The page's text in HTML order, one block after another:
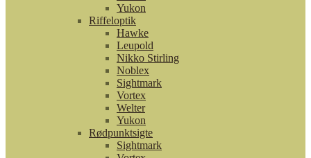
Yukon
Riffeloptik
Hawke
Leupold
Nikko Stirling
Noblex
Sightmark
Vortex
Welter
Yukon
Rødpunktsigte
Sightmark